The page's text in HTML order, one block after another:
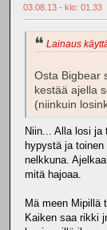
03.08.13 - klo: 01.33
Lainaus
Osta Bigbear
kestää ajella
(niinkuin
Niin... Alla losi ja
hypystä ja
nelkkuna.
mitä hajoaa.
Mä meen Mipillä
Kaiken saa rikki